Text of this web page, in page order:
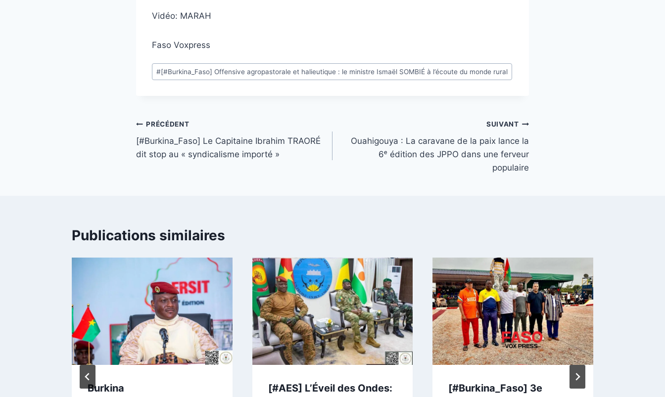
Vidéo: MARAH
Faso Voxpress
Étiquettes
de
#[#Burkina_Faso] Offensive agropastorale et halieutique : le ministre Ismaël SOMBIÉ à l’écoute du monde rural
Navigation
de
PRÉCÉDENT
[#Burkina_Faso] Le Capitaine Ibrahim TRAORÉ
dit stop au « syndicalisme importé »
SUIVANT
Ouahigouya : La caravane de la paix lance la
6ᵉ édition des JPPO dans une ferveur
populaire
Publications similaires
Burkina
[#AES] L’Éveil des Ondes:
[#Burkina_Faso] 3e